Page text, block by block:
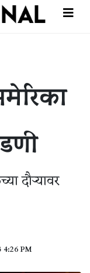
दौऱ्यावर
4:26 PM